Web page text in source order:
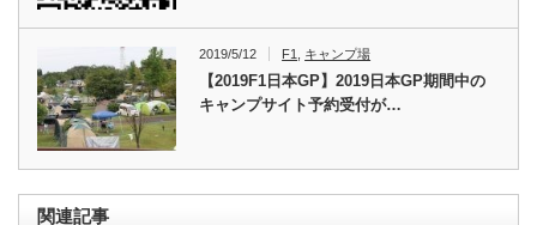
2019/5/12 F1 キャンプ場
【2019F1日本GP】2019日本GP期間中の
キャンプサイト予約受付が…
関連記事